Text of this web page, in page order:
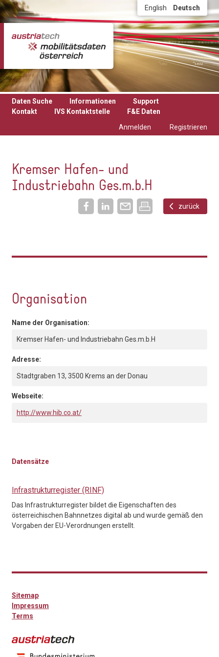
Direkt zum Inhalt English Deutsch
Daten Suche Informationen
Support
Kontakt
IVS Kontaktstelle
F&E Daten
Anmelden
Registrieren
Kremser Hafen- und
Industriebahn Ges.m.b.H
zurück
Organisation
Name der Organisation:
Kremser Hafen- und Industriebahn Ges.m.b.H
Adresse:
Stadtgraben 13, 3500 Krems an der Donau
Webseite:
http://www.hib.co.at/
Datensätze
Infrastrukturregister (RINF)
Das Infrastrukturregister bildet die Eigenschaften des
österreichischen Bahnnetzes digital ab und wurde gemäß den
Vorgaben der EU-Verordnungen erstellt.
Sitemap
Impressum
Terms